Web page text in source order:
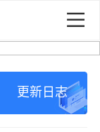
更新日志